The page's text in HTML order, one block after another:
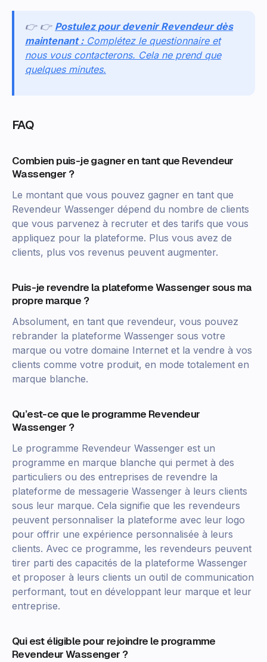
👉 👉 Postulez pour devenir Revendeur dès
maintenant :Complétez le questionnaire et
nous vous contacterons. Cela ne prend que
quelques minutes.
FAQ
Combien puis-je gagner en tant que Revendeur
Wassenger ?
Le montant que vous pouvez gagner en tant que
Revendeur Wassenger dépend du nombre de clients
que vous parvenez à recruter et des tarifs que vous
appliquez pour la plateforme. Plus vous avez de
clients, plus vos revenus peuvent augmenter.
Puis-je revendre la plateforme Wassenger sous ma
propre marque ?
Absolument, en tant que revendeur, vous pouvez
rebrander la plateforme Wassenger sous votre
marque ou votre domaine Internet et la vendre à vos
clients comme votre produit, en mode totalement en
marque blanche.
Qu’est-ce que le programme Revendeur
Wassenger ?
Le programme Revendeur Wassenger est un
programme en marque blanche qui permet à des
particuliers ou des entreprises de revendre la
plateforme de messagerie Wassenger à leurs clients
sous leur marque. Cela signifie que les revendeurs
peuvent personnaliser la plateforme avec leur logo
pour offrir une expérience personnalisée à leurs
clients. Avec ce programme, les revendeurs peuvent
tirer parti des capacités de la plateforme Wassenger
et proposer à leurs clients un outil de communication
performant, tout en développant leur marque et leur
entreprise.
Qui est éligible pour rejoindre le programme
Revendeur Wassenger ?